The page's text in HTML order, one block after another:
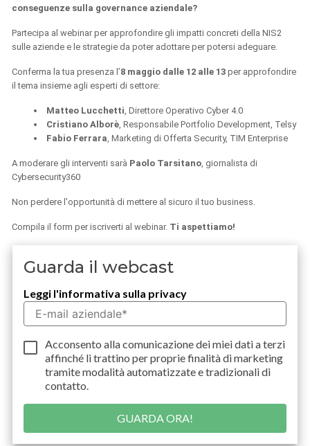
conseguenze sulla governance aziendale?
Partecipa al webinar per approfondire gli impatti concreti della NIS2
sulle aziende e le strategie da poter adottare per potersi adeguare.
Conferma la tua presenza l’8 maggio dalle 12 alle 13 per approfondire
il tema insieme agli esperti di settore:
Matteo Lucchetti , Direttore Operativo Cyber 4.0
Cristiano Alborè , Responsabile Portfolio Development, Telsy
Fabio Ferrara , Marketing di Offerta Security, TIM Enterprise
A moderare gli interventi sarà Paolo Tarsitano , giornalista di
Cybersecurity360
Non perdere l'opportunità di mettere al sicuro il tuo business.
Compila il form per iscriverti al webinar. Ti aspettiamo!
Guarda il webcast
Leggi l'informativa sulla privacy
Acconsento alla comunicazione dei miei dati aterzi
affinché li trattino per proprie finalità di marketing
tramite modalità automatizzate e tradizionali di
contatto.